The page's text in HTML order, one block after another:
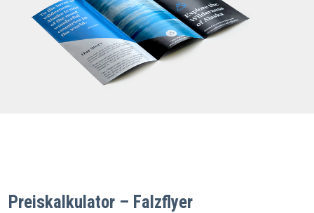
Preiskalkulator – Falzflyer